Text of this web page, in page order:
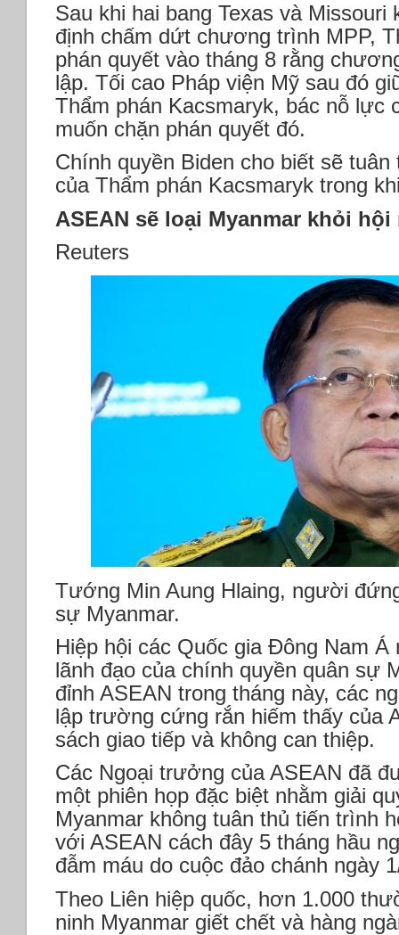
Sau khi hai bang Texas và Missouri
định chấm dứt chương trình MPP,
phán quyết vào tháng 8 rằng
lập. Tối cao Pháp viện Mỹ sau đó
Thẩm phán Kacsmaryk, bác nỗ lực
muốn chặn phán quyết đó.
Chính quyền Biden cho biết sẽ tuân
của Thẩm phán Kacsmaryk trong
ASEAN sẽ loại Myanmar khỏi
Reuters
Tướng Min Aung Hlaing, người
sự Myanmar.
Hiệp hội các Quốc gia Đông Nam
lãnh đạo của chính quyền quân sự
đỉnh ASEAN trong tháng này, các
lập trường cứng rắn hiếm thấy của
sách giao tiếp và không can thiệp.
Các Ngoại trưởng của ASEAN đã
một phiên họp đặc biệt nhằm giải
Myanmar không tuân thủ tiến trình
với ASEAN cách đây 5 tháng hầu
đẫm máu do cuộc đảo chánh ngày
Theo Liên hiệp quốc, hơn 1.000
ninh Myanmar giết chết và hàng